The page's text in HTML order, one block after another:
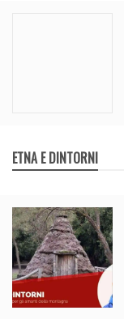
ETNA E DINTORNI